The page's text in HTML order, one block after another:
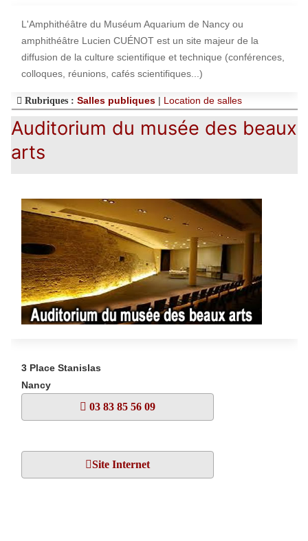
L'Amphithéâtre du Muséum Aquarium de Nancy ou
amphithéâtre Lucien CUÉNOT est un site majeur de la
diffusion de la culture scientifique et technique (conférences,
colloques, réunions, cafés scientifiques...)
Rubriques : Salles publiques | Location de salles
Auditorium du musée des beaux
arts
3 Place Stanislas
Nancy
03 83 85 56 09
Site Internet